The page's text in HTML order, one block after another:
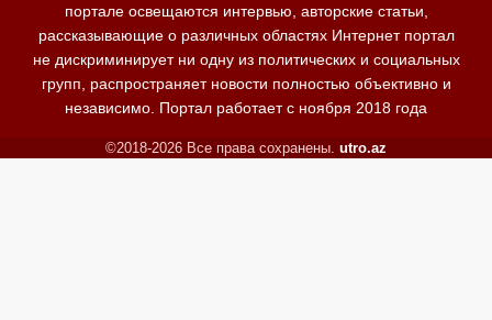
портале освещаются интервью, авторские статьи,
рассказывающие о различных областях Интернет портал
не дискриминирует ни одну из политических и социальных
групп, распространяет новости полностью объективно и
независимо. Портал работает с ноября 2018 года
©2018-2026 Все права сохранены. utro.az